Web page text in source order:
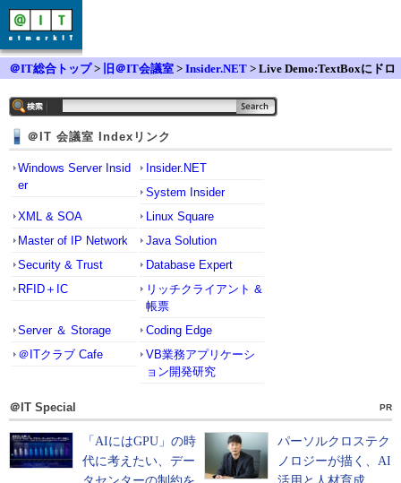
＠IT総合トップ> 旧＠IT会議室 > Insider.NET > Live Demo:TextBoxにドロ
＠IT 会議室 Indexリンク
Windows Server Insid
er
Insider.NET
System Insider
XML & SOA
Linux Square
Master of IP Network
Java Solution
Security & Trust
Database Expert
RFID＋IC
リッチクライアント &
帳票
Server ＆ Storage
Coding Edge
＠ITクラブ Cafe
VB業務アプリケーシ
ョン開発研究
＠IT Special PR